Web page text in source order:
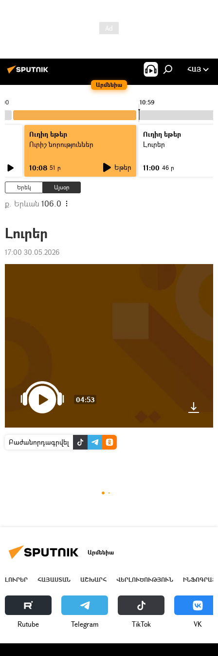
Արմենիա
ՀԱՅ
10:59
Ուղիղ եթեր
Ուրիշ նորություններ
10:08 51 ր Եթեր
Ուղիղ եթեր
Լուրեր
11:00 46 ր
Երեկ Այսօր
ք. Երևան 106.0
Լուրեր
17:00 30.05.2026
04:53
Բաժանորդագրվել
Արմենիա
ԼՈՒՐԵՐ ՀԱՅԱՍՏԱՆ ԱՇԽԱՐՀ ՎԵՐԼՈՒԾՈՒԹՅՈՒՆ
Rutube Telegram ТikТоk VK